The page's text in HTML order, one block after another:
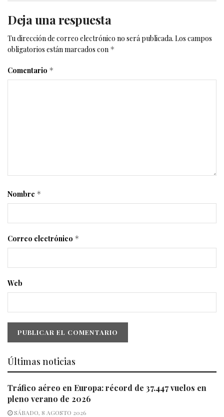
Deja una respuesta
Tu dirección de correo electrónico no será publicada. Los campos
obligatorios están marcados con *
Comentario *
Nombre *
Correo electrónico *
Web
Últimas noticias
Tráfico aéreo en Europa: récord de 37.447 vuelos en
pleno verano de 2026
SÁBADO, 8 AGOSTO 2026